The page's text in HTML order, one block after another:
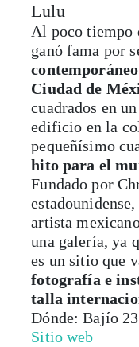
Lulu
Al poco tiempo
ganó fama por
Ciudad de
cuadrados en
edificio en la
pequeñísimo
hito para el
Fundado por
artista
una galería, ya
es un sitio que
fotografía e
talla
Dónde: Bajío
Sitio web